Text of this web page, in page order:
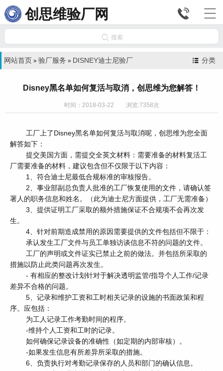
创思维验厂网 

 搜索
分类
网站首页 » 验厂服务 » DISNEY迪士尼验厂
Disney黑名单如何复活与取消，创思维为您解答！
时间：2018-03-22 浏览:7358次
工厂上了Disney黑名单如何复活与取消呢，创思维为您全面
解答如下：
提交美国方面，需提交全英文材料：需要准备的材料复活工
厂需要准备的材料，建议包含但不仅限于以下内容：
1、符合迪士尼最低合规标准的审核报告。
2、事业部副总负责人批准的工厂恢复使用的文件，请确认签
署人的职务信息和姓名。（此为迪士尼方面提供，工厂无需准备）
3、提供证明工厂采取的额外措施保证不合规项不会再次发
生。
4、针对前期造成禁用的原因需要提供的文件包括但不限于：
承认发生工厂文件与员工单独访谈信息不符的问题的文件。
工厂的声明或文件证实已禁止之前的做法。并包括所采取的
措施以防止此类问题再次发生。
- 有相应的整改计划针对于解决透明监管/指导个人工作/记录
差异不合格的问题。
5、记录和维护工资和工时相关记录的设施的书面政策和程
序。应包括：
为工人记录工作考勤时间的程序。
-维持个人工资和工时的记录。
如何确保记录设备的准确性（如定期的内部审核）。
-如果发生信息有所差异所采取的措施。
6、负责执行对考勤记录保存的人员和部门的确认信息。